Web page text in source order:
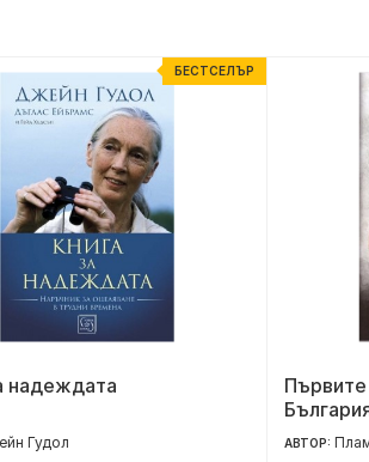
БЕСТСЕЛЪР
надеждата
Гудол АВТОР: